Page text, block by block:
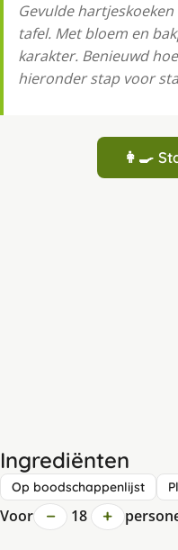
Gevulde
tafel. Met bloem en
karakter. Benieuwd
hieronder stap voor
👩‍🍳
Ingrediënten
Op boodschappenlijst
Voor − 18 +